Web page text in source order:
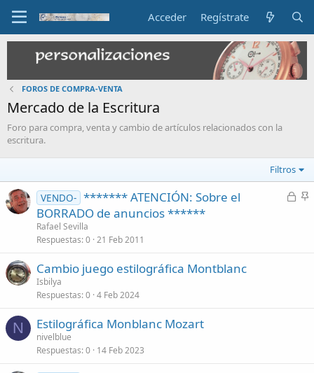
Acceder Regístrate
FOROS DE COMPRA-VENTA
Mercado de la Escritura
Foro para compra, venta y cambio de artículos relacionados con la
escritura.
Filtros
C
A
VENDO- ******* ATENCIÓN: Sobre el
BORRADO de anuncios ******
Rafael Sevilla
Respuestas 0 21 Feb 2011
Cambio juego estilográfica Montblanc
Isbilya
Respuestas 0 4 Feb 2024
N Estilográfica Monblanc Mozart
nivelblue
Respuestas 0 14 Feb 2023